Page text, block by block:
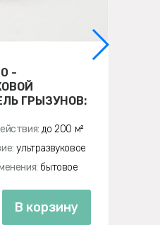
-
ГРЫЗУНОВ:
до 200 м²
ультразвуковое
бытовое
В корзину